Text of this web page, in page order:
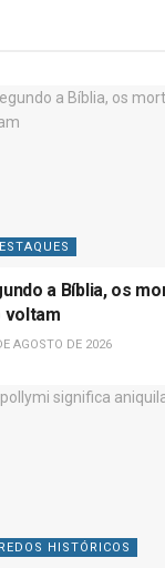
a Bíblia, os
voltam
AGOSTO DE 2026
HISTÓRICOS